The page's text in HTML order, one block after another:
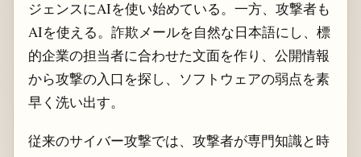
ジェンスにAIを使い始めている。一方、攻撃者も
AIを使える。詐欺メールを自然な日本語にし、標
的企業の担当者に合わせた文面を作り、公開情報
から攻撃の入口を探し、ソフトウェアの弱点を素
早く洗い出す。
従来のサイバー攻撃では、攻撃者が専門知識と時